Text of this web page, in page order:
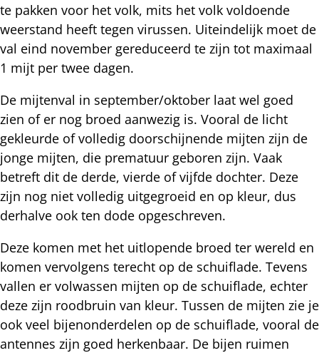
te pakken voor het volk, mits het volk voldoende
weerstand heeft tegen virussen. Uiteindelijk moet de
val eind november gereduceerd te zijn tot maximaal
1 mijt per twee dagen.
De mijtenval in september/oktober laat wel goed
zien of er nog broed aanwezig is. Vooral de licht
gekleurde of volledig doorschijnende mijten zijn de
jonge mijten, die prematuur geboren zijn. Vaak
betreft dit de derde, vierde of vijfde dochter. Deze
zijn nog niet volledig uitgegroeid en op kleur, dus
derhalve ook ten dode opgeschreven.
Deze komen met het uitlopende broed ter wereld en
komen vervolgens terecht op de schuiflade. Tevens
vallen er volwassen mijten op de schuiflade, echter
deze zijn roodbruin van kleur. Tussen de mijten zie je
ook veel bijenonderdelen op de schuiflade, vooral de
antennes zijn goed herkenbaar. De bijen ruimen